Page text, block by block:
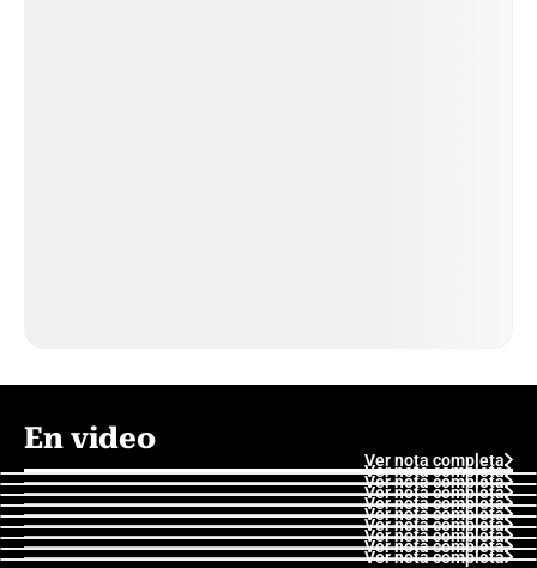
En video
Ver nota completa
Ver nota completa
Ver nota completa
Ver nota completa
Ver nota completa
Ver nota completa
Ver nota completa
Ver nota completa
Ver nota completa
Ver nota completa